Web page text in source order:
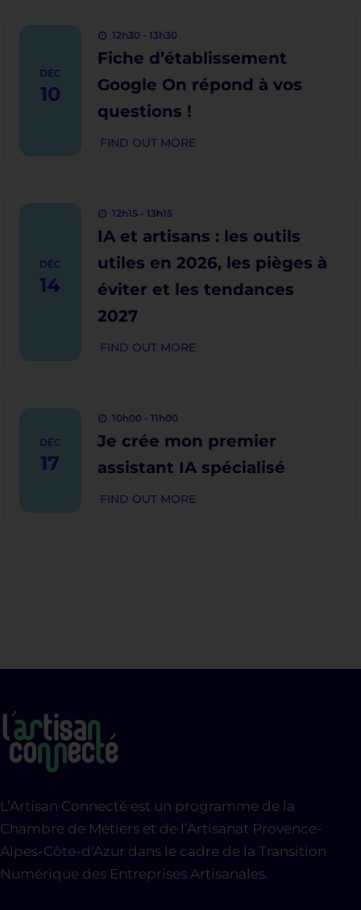
DÉC
10
12h30 - 13h30
Fiche d’établissement
Google On répond à vos
questions !
FIND OUT MORE
DÉC
14
12h15 - 13h15
IA et artisans : les outils
utiles en 2026, les pièges à
éviter et les tendances
2027
FIND OUT MORE
DÉC
17
10h00 - 11h00
Je crée mon premier
assistant IA spécialisé
FIND OUT MORE
L’Artisan Connecté est un programme de la
Chambre de Métiers et de l’Artisanat Provence-
Alpes-Côte-d’Azur dans le cadre de la Transition
Numérique des Entreprises Artisanales.